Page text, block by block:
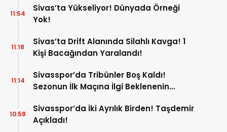
Sivas’ta Yükseliyor! Dünyada Örneği
Yok!
11:54
Sivas’ta Drift Alanında Silahlı Kavga! 1
Kişi Bacağından Yaralandı!
11:18
Sivasspor’da Tribünler Boş Kaldı!
Sezonun İlk Maçına İlgi Beklenenin
11:14
Sivasspor’da İki Ayrılık Birden! Taşdemir
Açıkladı!
10:58